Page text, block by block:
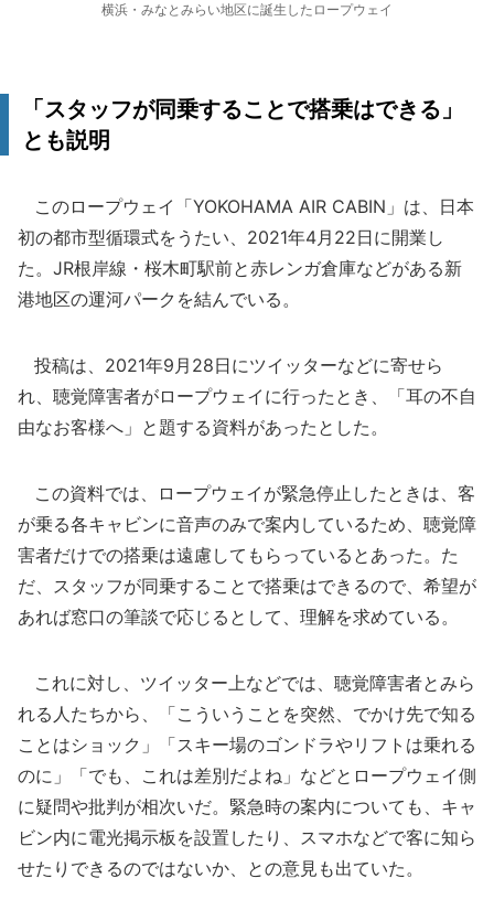
横浜・みなとみらい地区に誕生したロープウェイ
「スタッフが同乗することで搭乗はできる」
とも説明
このロープウェイ「YOKOHAMA AIR CABIN」は、日本
初の都市型循環式をうたい、2021年4月22日に開業し
た。JR根岸線・桜木町駅前と赤レンガ倉庫などがある新
港地区の運河パークを結んでいる。
投稿は、2021年9月28日にツイッターなどに寄せら
れ、聴覚障害者がロープウェイに行ったとき、「耳の不自
由なお客様へ」と題する資料があったとした。
この資料では、ロープウェイが緊急停止したときは、客
が乗る各キャビンに音声のみで案内しているため、聴覚障
害者だけでの搭乗は遠慮してもらっているとあった。た
だ、スタッフが同乗することで搭乗はできるので、希望が
あれば窓口の筆談で応じるとして、理解を求めている。
これに対し、ツイッター上などでは、聴覚障害者とみら
れる人たちから、「こういうことを突然、でかけ先で知る
ことはショック」「スキー場のゴンドラやリフトは乗れる
のに」「でも、これは差別だよね」などとロープウェイ側
に疑問や批判が相次いだ。緊急時の案内についても、キャ
ビン内に電光掲示板を設置したり、スマホなどで客に知ら
せたりできるのではないか、との意見も出ていた。